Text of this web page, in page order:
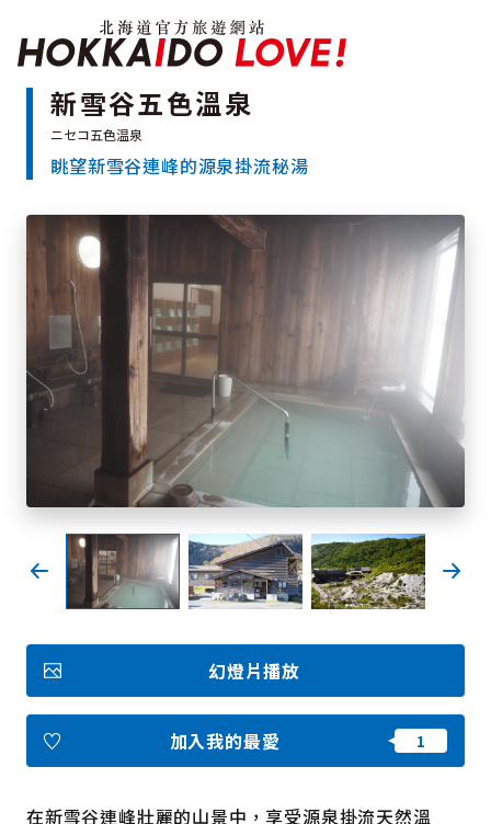
特輯
祭典活動
推薦行程
區域指南
預約
交通指南
北海道簡介
依旅遊主題搜尋
下雨也能盡興
我的最愛
book gram ube gram book
照片集
影片
使用條款
Cookie 政策
連結
新雪谷五色溫泉
眺望新雪谷連峰的源泉掛流秘湯
在新雪谷連峰壯麗的山景中，享受源泉掛流天然溫
幻燈片播放
加入我的最愛